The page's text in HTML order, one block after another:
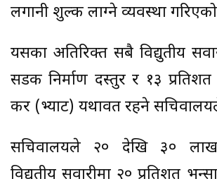
लगानी शुल्क लाग्ने व्यवस्था
यसका अतिरिक्त सबै विद्युतीय
सडक निर्माण दस्तुर र १३
कर (भ्याट) यथावत रहने
सचिवालयले २० देखि ३० लाख